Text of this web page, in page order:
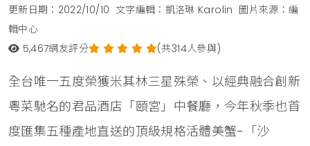
更新日期：2022/10/10 文字編輯：凱洛琳 Karolin 圖片來源：編
輯中心
5,467網友評分 (共314人參與)
全台唯一五度榮獲米其林三星殊榮、以經典融合創新
粵菜馳名的君品酒店「頤宮」中餐廳，今年秋季也首
度匯集五種產地直送的頂級規格活體美蟹-「沙